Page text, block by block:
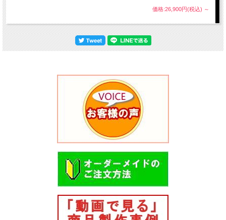
価格:26,900円(税込) ～